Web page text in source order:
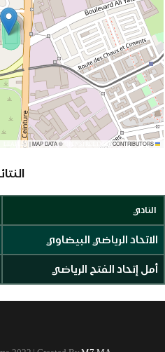
LEAFLET
|MAP DATA © OPENSTREETMAPCONTRIBUTORS
النادي
الاتحاد الرياضي البيضاوي
أمل إتحاد الفتح الرياضي